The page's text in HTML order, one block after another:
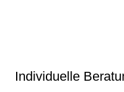
Individuelle